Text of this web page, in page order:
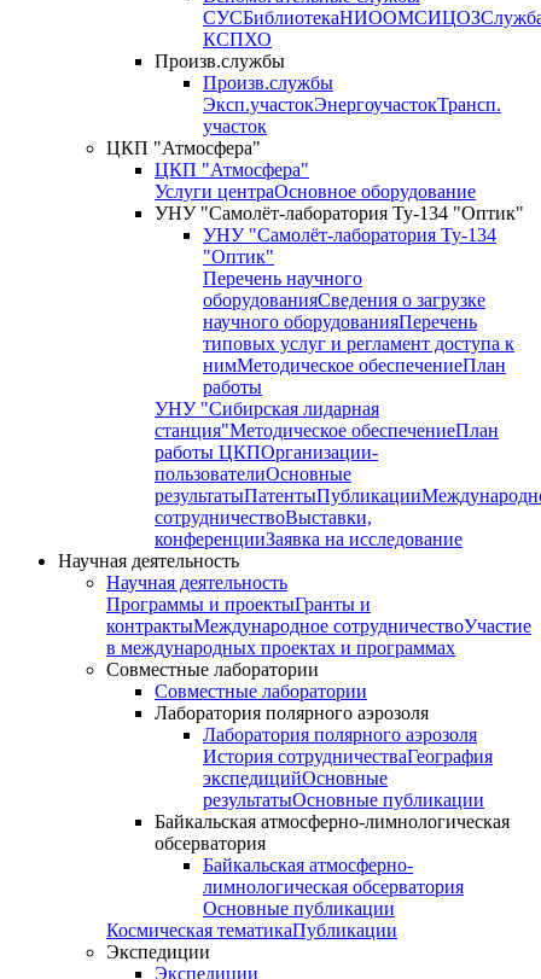
СУСБиблиотекаНИООМСИЦОЗ
КСПХО
Произв.службы
Произв.службы
Эксп.участокЭнергоучастокТрансп.
участок
ЦКП "Атмосфера"
ЦКП "Атмосфера"
Услуги центраОсновное оборудование
УНУ "Самолёт-лаборатория Ту-134 "Оптик"
УНУ "Самолёт-лаборатория Ту-134
"Оптик"
Перечень научного
оборудованияСведения о загрузке
научного оборудованияПеречень
типовых услуг и регламент доступа к
нимМетодическое обеспечениеПлан
работы
УНУ "Сибирская лидарная
станция"Методическое обеспечениеПлан
работы ЦКПОрганизации-
пользователиОсновные
результатыПатентыПубликации
сотрудничествоВыставки,
конференцииЗаявка на исследование
Научная деятельность
Научная деятельность
Программы и проектыГранты и
контрактыМеждународное сотрудничествоУчастие
в международных проектах и программах
Совместные лаборатории
Совместные лаборатории
Лаборатория полярного аэрозоля
Лаборатория полярного аэрозоля
История сотрудничестваГеография
экспедицийОсновные
результатыОсновные публикации
Байкальская атмосферно-лимнологическая
обсерватория
Байкальская атмосферно-
лимнологическая обсерватория
Основные публикации
Космическая тематикаПубликации
Экспедиции
Экспедиции